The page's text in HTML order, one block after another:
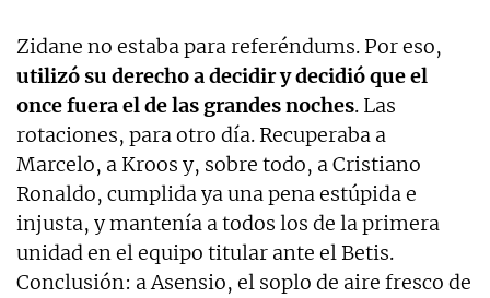
Zidane no estaba para referéndums. Por eso,
utilizó su derecho a decidir y decidió que el
once fuera el de las grandes noches. Las
rotaciones, para otro día. Recuperaba a
Marcelo, a Kroos y, sobre todo, a Cristiano
Ronaldo, cumplida ya una pena estúpida e
injusta, y mantenía a todos los de la primera
unidad en el equipo titular ante el Betis.
Conclusión: a Asensio, el soplo de aire fresco de